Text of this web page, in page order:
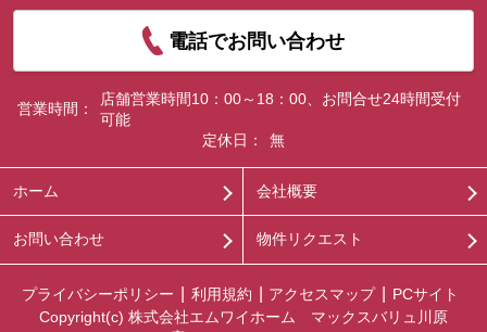
電話でお問い合わせ
営業時間：
店舗営業時間10：00～18：00、お問合せ24時間受付
可能
定休日：
無
ホーム 会社概要
お問い合わせ 物件リクエスト
プライバシーポリシー 利用規約 アクセスマップ
PCサイト
Copyright(c) 株式会社エムワイホーム マックスバリュ川原